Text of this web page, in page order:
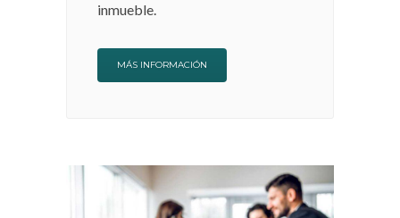
inmueble.
MÁS INFORMACIÓN